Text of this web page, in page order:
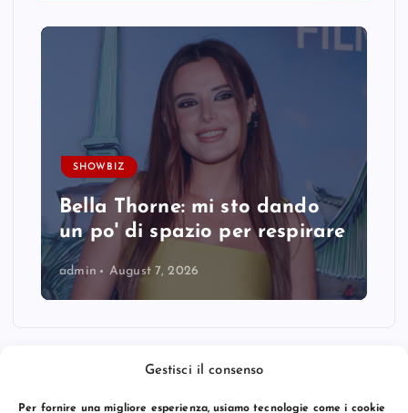
Gestisci il consenso
Per fornire una migliore esperienza, usiamo tecnologie come i cookie
SHOWBIZ
Bella Thorne: mi sto dando
un po' di spazio per respirare
admin August 7, 2026